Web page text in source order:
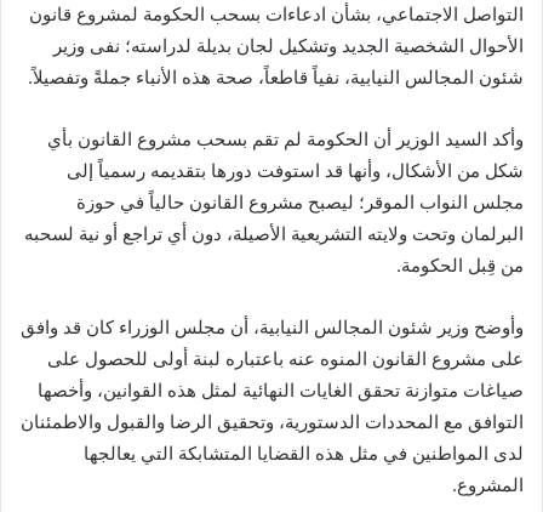
التواصل الاجتماعي، بشأن ادعاءات بسحب الحكومة لمشروع قانون
الأحوال الشخصية الجديد وتشكيل لجان بديلة لدراسته؛ نفى وزير
شئون المجالس النيابية، نفياً قاطعاً، صحة هذه الأنباء جملةً وتفصيلاً.
وأكد السيد الوزير أن الحكومة لم تقم بسحب مشروع القانون بأي
شكل من الأشكال، وأنها قد استوفت دورها بتقديمه رسمياً إلى
مجلس النواب الموقر؛ ليصبح مشروع القانون حالياً في حوزة
البرلمان وتحت ولايته التشريعية الأصيلة، دون أي تراجع أو نية لسحبه
من قِبل الحكومة.
وأوضح وزير شئون المجالس النيابية، أن مجلس الوزراء كان قد وافق
على مشروع القانون المنوه عنه باعتباره لبنة أولى للحصول على
صياغات متوازنة تحقق الغايات النهائية لمثل هذه القوانين، وأخصها
التوافق مع المحددات الدستورية، وتحقيق الرضا والقبول والاطمئنان
لدى المواطنين في مثل هذه القضايا المتشابكة التي يعالجها
المشروع.